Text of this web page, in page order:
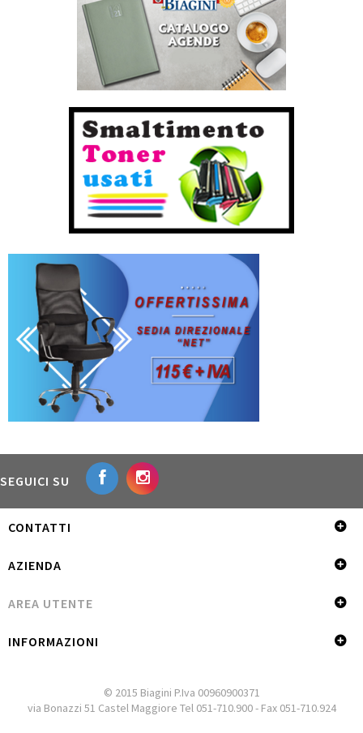
SEGUICI SU
CONTATTI
AZIENDA
AREA UTENTE
INFORMAZIONI
© 2015 Biagini P.Iva 00960900371
via Bonazzi 51 Castel Maggiore Tel 051-710.900 - Fax 051-710.924